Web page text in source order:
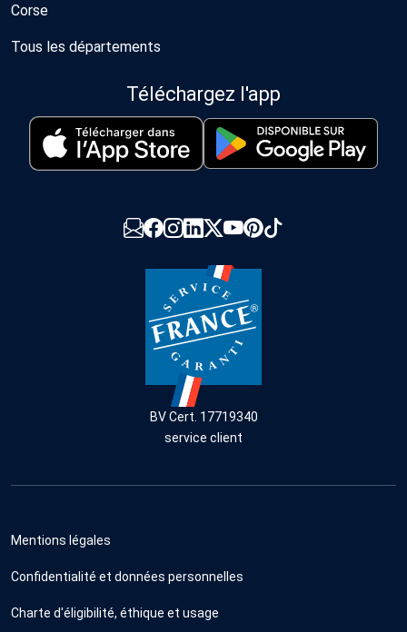
Corse
Tous les départements
Téléchargez l'app
BV Cert. 17719340
service client
Mentions légales
Confidentialité et données personnelles
Charte d'éligibilité, éthique et usage